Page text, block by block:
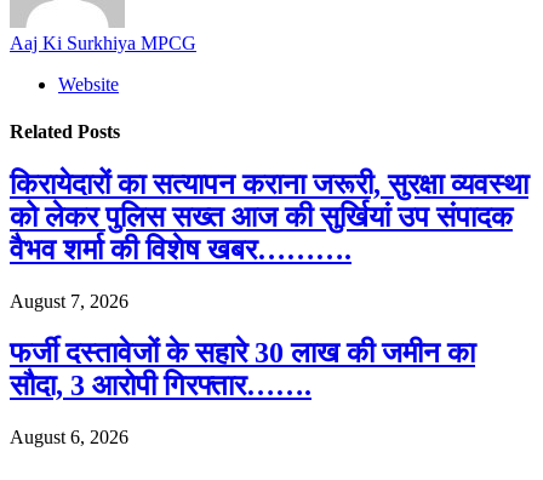
Aaj Ki Surkhiya MPCG
Website
Related Posts
किरायेदारों का सत्यापन कराना जरूरी, सुरक्षा व्यवस्था
को लेकर पुलिस सख्त आज की सुर्खियां उप संपादक
वैभव शर्मा की विशेष खबर……….
August 7, 2026
फर्जी दस्तावेजों के सहारे 30 लाख की जमीन का
सौदा, 3 आरोपी गिरफ्तार…….
August 6, 2026